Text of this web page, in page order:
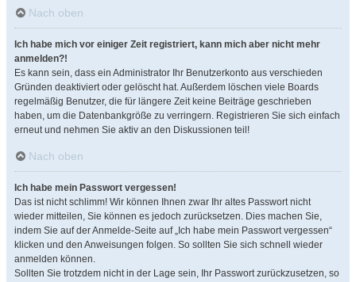
Nach oben
Ich habe mich vor einiger Zeit registriert, kann mich aber nicht mehr
anmelden?!
Es kann sein, dass ein Administrator Ihr Benutzerkonto aus verschieden
Gründen deaktiviert oder gelöscht hat. Außerdem löschen viele Boards
regelmäßig Benutzer, die für längere Zeit keine Beiträge geschrieben
haben, um die Datenbankgröße zu verringern. Registrieren Sie sich einfach
erneut und nehmen Sie aktiv an den Diskussionen teil!
Nach oben
Ich habe mein Passwort vergessen!
Das ist nicht schlimm! Wir können Ihnen zwar Ihr altes Passwort nicht
wieder mitteilen, Sie können es jedoch zurücksetzen. Dies machen Sie,
indem Sie auf der Anmelde-Seite auf „Ich habe mein Passwort vergessen“
klicken und den Anweisungen folgen. So sollten Sie sich schnell wieder
anmelden können.
Sollten Sie trotzdem nicht in der Lage sein, Ihr Passwort zurückzusetzen, so